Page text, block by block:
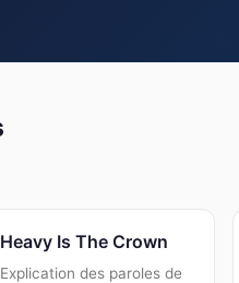
Heavy Is The Crown
Explication des paroles de